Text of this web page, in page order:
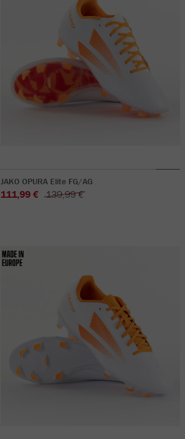
JAKO OPURA Elite FG/AG
111,99 € 139,99 €